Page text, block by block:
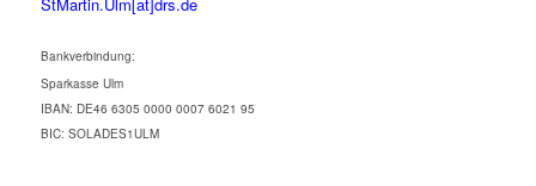
Bankverbindung:
Sparkasse Ulm
IBAN: DE46 6305 0000 0007 6021 95
BIC: SOLADES1ULM